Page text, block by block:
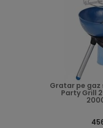
Gratar pe
Party Grill